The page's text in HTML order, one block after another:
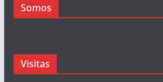
Somos
Visitas